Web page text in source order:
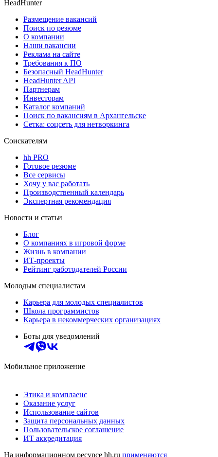
HeadHunter
Размещение вакансий
Поиск по резюме
О компании
Наши вакансии
Реклама на сайте
Требования к ПО
Безопасный HeadHunter
HeadHunter API
Партнерам
Инвесторам
Каталог компаний
Поиск по вакансиям в Архангельске
Сетка: соцсеть для нетворкинга
Соискателям
hh PRO
Готовое резюме
Все сервисы
Хочу у вас работать
Производственный календарь
Экспертная рекомендация
Новости и статьи
Блог
О компаниях в игровой форме
Жизнь в компании
ИТ-проекты
Рейтинг работодателей России
Молодым специалистам
Карьера для молодых специалистов
Школа программистов
Карьера в некоммерческих организациях
Боты для уведомлений
Мобильное приложение
Этика и комплаенс
Оказание услуг
Использование сайтов
Защита персональных данных
Пользовательское соглашение
ИТ аккредитация
На информационном ресурсе hh.ru применяются